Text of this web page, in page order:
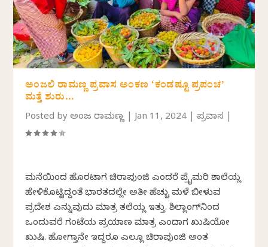
ಅಂಜಲಿ ರಾಮಣ್ಣ ಪ್ರವಾಸ ಅಂಕಣ ‘ಕಂಡಷ್ಟೂ ಪ್ರಪಂಚ’
ಮತ್ತೆ ಶುರು…
Posted byಅಂಜಲಿ ರಾಮಣ್ಣ|Jan 11, 2024 |ಪ್ರವಾಸ
ಮನೆಯಿಂದ ಹೊರಟಾಗ ಚಿರಾಪುಂಜಿ ಎಂದರೆ ಪ್ರೈಮರಿ ಶಾಲೆಯಲ್ಲಿ
ಹೇಳಿಕೊಟ್ಟಿದ್ದಂತೆ ಭಾರತದಲ್ಲೇ ಅತೀ ಹೆಚ್ಚು ಮಳೆ ಬೀಳುವ
ಪ್ರದೇಶ ಎನ್ನುವುದು ಮಾತ್ರ ತಲೆಯಲ್ಲಿ ಇತ್ತು. ಶಿಲ್ಲಾಂಗ್‌ನಿಂದ
ಒಂದುವರೆ ಗಂಟೆಯ ಪ್ರಯಾಣ ಮಾತ್ರ ಎಂದಾಗ ಖುಷಿಯೋ
ಖುಷಿ. ಹೋಗ್ತಾನೇ ಇದ್ದರೂ ಎಲ್ಲೂ ಚಿರಾಪುಂಜಿ ಅಂತ